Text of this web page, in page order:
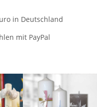
in Deutschland
mit PayPal